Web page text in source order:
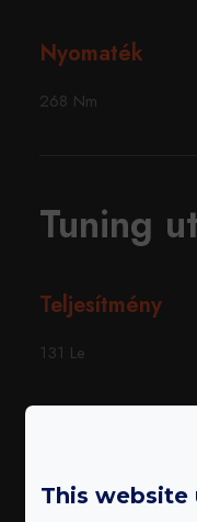
Nyomaték
268 Nm
Tuning
Teljesítmény
131 Le
This website